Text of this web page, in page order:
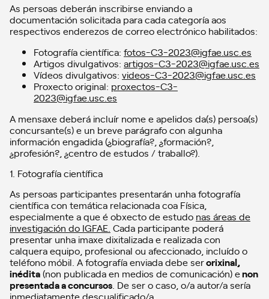
As persoas deberán inscribirse enviando a
documentación solicitada para cada categoría aos
respectivos enderezos de correo electrónico habilitados:
Fotografía científica: fotos-C3-2023@igfae.usc.es
Artigos divulgativos: artigos-C3-2023@igfae.usc.es
Vídeos divulgativos: videos-C3-2023@igfae.usc.es
Proxecto original: proxectos-C3-
2023@igfae.usc.es
A mensaxe deberá incluír nome e apelidos da(s) persoa(s)
concursante(s) e un breve parágrafo con algunha
información engadida (¿biografía?, ¿formación?,
¿profesión?, ¿centro de estudos / traballo?).
1. Fotografía científica
As persoas participantes presentarán unha fotografía
científica con temática relacionada coa Física,
especialmente a que é obxecto de estudo nas áreas de
investigación do IGFAE. Cada participante poderá
presentar unha imaxe dixitalizada e realizada con
calquera equipo, profesional ou afeccionado, incluído o
teléfono móbil. A fotografía enviada debe serorixinal,
inédita(non publicada en medios de comunicación) enon
presentada a concursos . De ser o caso, o/a autor/a sería
inmediatamente descualificado/a.